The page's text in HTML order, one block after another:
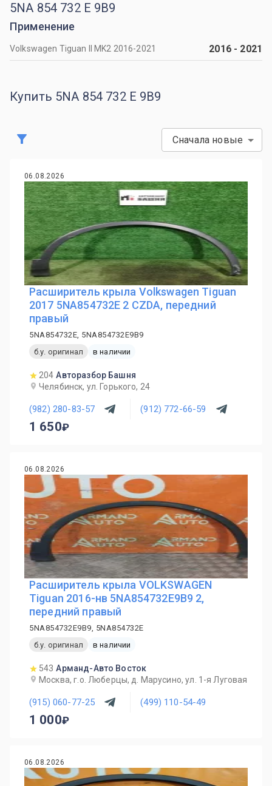
5NA 854 732 E 9B9
Применение
Volkswagen Tiguan II MK2 2016-2021 2016- 2021
Купить 5NA 854 732 E 9B9
Сначала новые
06.08.2026
Расширитель крыла Volkswagen Tiguan
2017 5NA854732E 2 CZDA, передний
правый
5NA854732E, 5NA854732E9B9
б.у. оригинал
в наличии
204 Авторазбор Башня
Челябинск, ул. Горького, 24
(982) 280-83-57 (912) 772-66-59
1 650
06.08.2026
Расширитель крыла VOLKSWAGEN
Tiguan 2016-нв 5NA854732E9B9 2,
передний правый
5NA854732E9B9, 5NA854732E
б.у. оригинал
в наличии
543 Арманд-Авто Восток
Москва, г.о. Люберцы, д. Марусино, ул. 1-я Луговая
(915) 060-77-25 (499) 110-54-49
1 000
06.08.2026